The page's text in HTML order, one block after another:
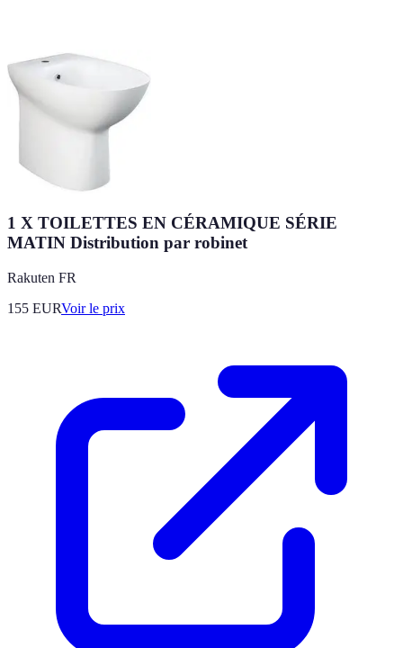
1 X TOILETTES EN CÉRAMIQUE SÉRIE
MATIN Distribution par robinet
Rakuten FR
155 EURVoir le prix